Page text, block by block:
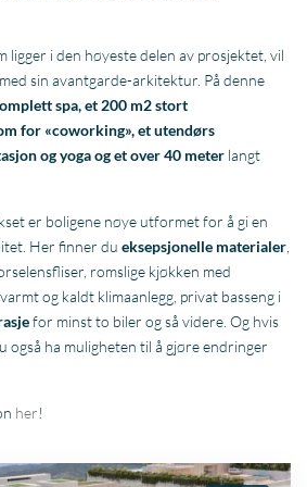
ligger i den høyeste delen av prosjektet, vil
sin avantgarde-arkitektur. På denne
spa, et 200 m2 stort
for «coworking», et utendørs
og yoga og et over 40 meter langt
er boligene nøye utformet for å gi en
Her finner dueksepsjonelle materialer
romslige kjøkken med
og kaldt klimaanlegg, privat basseng i
for minst to biler og så videre. Og hvis
også ha muligheten til å gjøre endringer
her!